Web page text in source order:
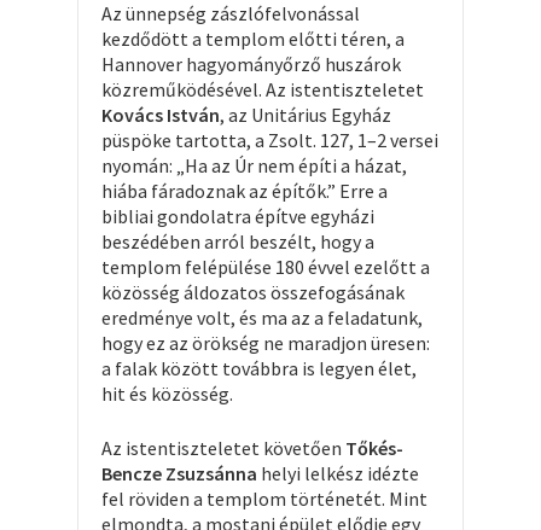
Az ünnepség zászlófelvonással
kezdődött a templom előtti téren, a
Hannover hagyományőrző huszárok
közreműködésével. Az istentiszteletet
Kovács István, az Unitárius Egyház
püspöke tartotta, a Zsolt. 127, 1–2 versei
nyomán: „Ha az Úr nem építi a házat,
hiába fáradoznak az építők.” Erre a
bibliai gondolatra építve egyházi
beszédében arról beszélt, hogy a
templom felépülése 180 évvel ezelőtt a
közösség áldozatos összefogásának
eredménye volt, és ma az a feladatunk,
hogy ez az örökség ne maradjon üresen:
a falak között továbbra is legyen élet,
hit és közösség.
Az istentiszteletet követően Tőkés-
Bencze Zsuzsánna helyi lelkész idézte
fel röviden a templom történetét. Mint
elmondta, a mostani épület elődje egy